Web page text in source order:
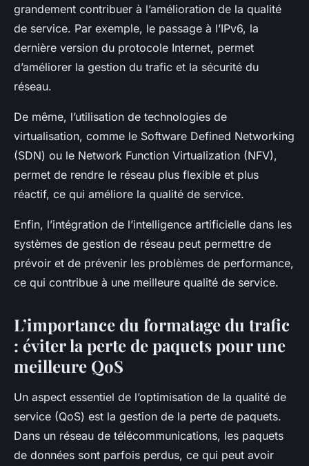
grandement contribuer à l’amélioration de la qualité
de service. Par exemple, le passage à l’IPv6, la
dernière version du protocole Internet, permet
d’améliorer la gestion du trafic et la sécurité du
réseau.
De même, l’utilisation de technologies de
virtualisation, comme le Software Defined Networking
(SDN) ou le Network Function Virtualization (NFV),
permet de rendre le réseau plus flexible et plus
réactif, ce qui améliore la qualité de service.
Enfin, l’intégration de l’intelligence artificielle dans les
systèmes de gestion de réseau peut permettre de
prévoir et de prévenir les problèmes de performance,
ce qui contribue à une meilleure qualité de service.
L’importance du formatage du trafic
: éviter la perte de paquets pour une
meilleure QoS
Un aspect essentiel de l’optimisation de la qualité de
service (QoS) est la gestion de la perte de paquets.
Dans un réseau de télécommunications, les paquets
de données sont parfois perdus, ce qui peut avoir